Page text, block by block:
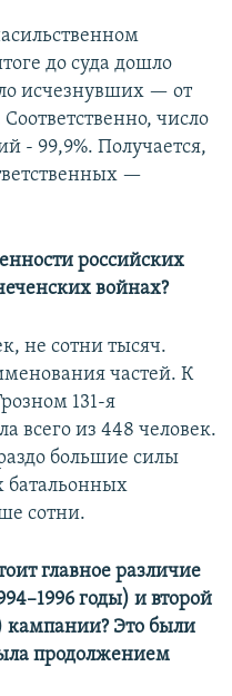
до суда дошло
исчезнувших — от
число
- 99,9%. Получается,
—
российских
войнах?
не сотни тысяч.
частей. К
131-я
всего из 448 человек.
большие силы
батальонных
сотни.
главное различие
годы) и второй
кампании? Это были
продолжением